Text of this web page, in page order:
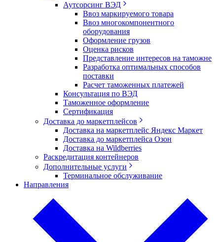
Аутсорсинг ВЭД
Ввоз маркируемого товара
Ввоз многокомпонентного
оборудования
Оформление грузов
Оценка рисков
Представление интересов на таможне
Разработка оптимальных способов
поставки
Расчет таможенных платежей
Консультация по ВЭД
Таможенное оформление
Сертификация
Доставка до маркетплейсов
Доставка на маркетплейс Яндекс Маркет
Доставка до маркетплейса Озон
Доставка на Wildberries
Раскредитация контейнеров
Дополнительные услуги
Терминальное обслуживание
Направления